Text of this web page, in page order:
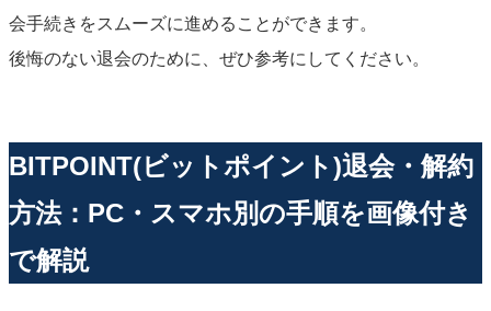
会手続きをスムーズに進めることができます。
後悔のない退会のために、ぜひ参考にしてください。
BITPOINT(ビットポイント)退会・解約
方法：PC・スマホ別の手順を画像付き
で解説